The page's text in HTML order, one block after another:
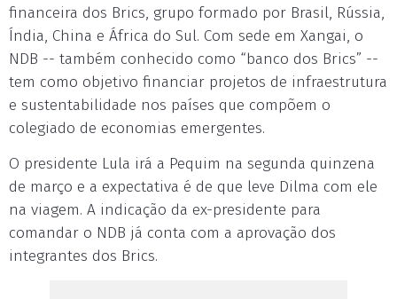
financeira dos Brics, grupo formado por Brasil, Rússia,
Índia, China e África do Sul. Com sede em Xangai, o
NDB -- também conhecido como “banco dos Brics” --
tem como objetivo financiar projetos de infraestrutura
e sustentabilidade nos países que compõem o
colegiado de economias emergentes.
O presidente Lula irá a Pequim na segunda quinzena
de março e a expectativa é de que leve Dilma com ele
na viagem. A indicação da ex-presidente para
comandar o NDB já conta com a aprovação dos
integrantes dos Brics.